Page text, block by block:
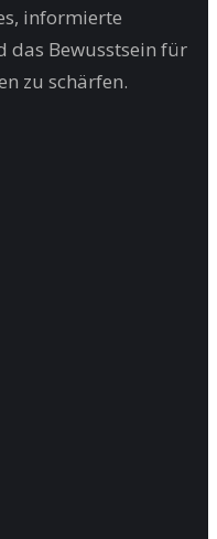
informierte
das Bewusstsein für
zu schärfen.